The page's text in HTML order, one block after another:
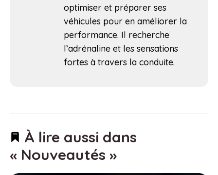
optimiser et préparer ses
véhicules pour en améliorer la
performance. Il recherche
l’adrénaline et les sensations
fortes à travers la conduite.
À lire aussi dans
« Nouveautés »